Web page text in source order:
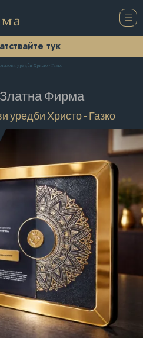
тук
уредби Христо - Газко
Златна Фирма
уредби Христо - Газко